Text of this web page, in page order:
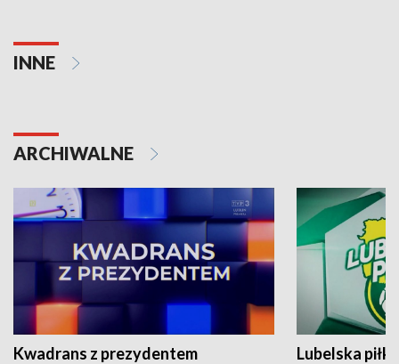
INNE
ARCHIWALNE
Kwadrans z prezydentem Lubelska piłka